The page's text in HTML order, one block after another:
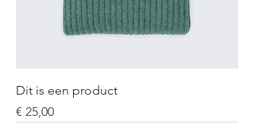
Dit is een product
Prijs
€ 25,00